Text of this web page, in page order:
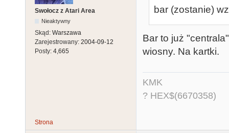
Swołocz z Atari Area
Nieaktywny
Skąd: Warszawa
Zarejestrowany: 2004-09-12
Posty: 4,665
bar (zostanie)
Bar to już
wiosny. Na kartki.
KMK
? HEX$(6670358)
Strona